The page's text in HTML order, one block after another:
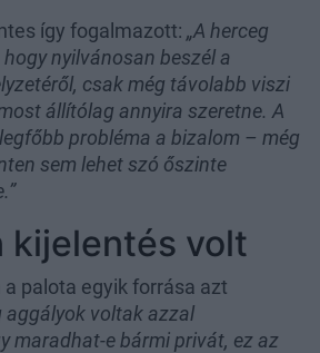
így fogalmazott: „A herceg
nyilvánosan beszél a
csak még távolabb viszi
állítólag annyira szeretne. A
probléma a bizalom – még
sem lehet szó őszinte
kijelentés volt
a palota egyik forrása azt
aggályok voltak azzal
maradhat-e bármi privát, ez az